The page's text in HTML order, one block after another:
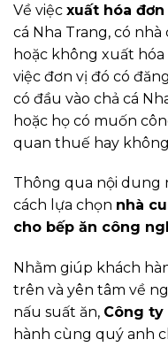
Về việc xuất hóa đơn
cá Nha Trang, có
hoặc không xuất
việc đơn vị đó có
có đầu vào chả cá
hoặc họ có muốn
quan thuế hay
Thông qua nội dung
cách lựa chọn nhà
cho bếp ăn công
Nhằm giúp khách
trên và yên tâm về
nấu suất ăn, Công ty
hành cùng quý anh